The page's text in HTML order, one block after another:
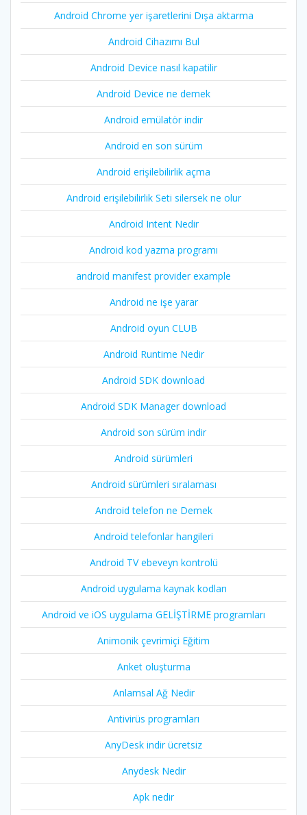
Android Chrome yer işaretlerini Dışa aktarma
Android Cihazımı Bul
Android Device nasıl kapatilir
Android Device ne demek
Android emülatör indir
Android en son sürüm
Android erişilebilirlik açma
Android erişilebilirlik Seti silersek ne olur
Android Intent Nedir
Android kod yazma programı
android manifest provider example
Android ne işe yarar
Android oyun CLUB
Android Runtime Nedir
Android SDK download
Android SDK Manager download
Android son sürüm indir
Android sürümleri
Android sürümleri sıralaması
Android telefon ne Demek
Android telefonlar hangileri
Android TV ebeveyn kontrolü
Android uygulama kaynak kodları
Android ve iOS uygulama GELİŞTİRME programları
Animonik çevrimiçi Eğitim
Anket oluşturma
Anlamsal Ağ Nedir
Antivirüs programları
AnyDesk indir ücretsiz
Anydesk Nedir
Apk nedir